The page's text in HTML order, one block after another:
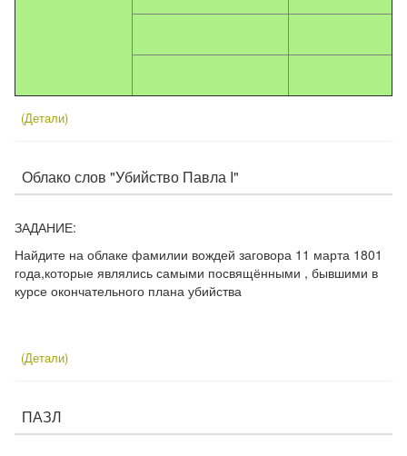
(Детали)
Облако слов "Убийство Павла I"
ЗАДАНИЕ:
Найдите на облаке фамилии вождей заговора 11 марта 1801
года,которые являлись самыми посвящёнными , бывшими в
курсе окончательного плана убийства
(Детали)
ПАЗЛ